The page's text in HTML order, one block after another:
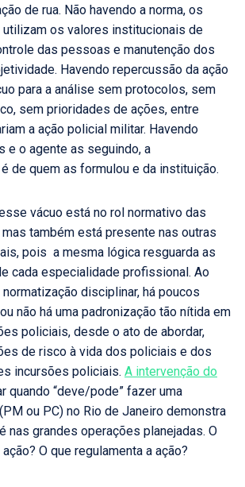
de rua. Não havendo a norma, os
os valores institucionais de
das pessoas e manutenção dos
Havendo repercussão da ação
para a análise sem protocolos, sem
sem prioridades de ações, entre
a ação policial militar. Havendo
e o agente as seguindo, a
de quem as formulou e da instituição.
vácuo está no rol normativo das
também está presente nas outras
pois a mesma lógica resguarda as
cada especialidade profissional. Ao
disciplinar, há poucos
não há uma padronização tão nítida em
policiais, desde o ato de abordar,
de risco à vida dos policiais e dos
incursões policiais. A intervenção do
quando “deve/pode” fazer uma
ou PC) no Rio de Janeiro demonstra
nas grandes operações planejadas. O
O que regulamenta a ação?